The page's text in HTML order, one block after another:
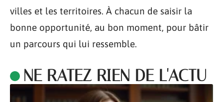
villes et les territoires. À chacun de saisir la
bonne opportunité, au bon moment, pour bâtir
un parcours qui lui ressemble.
NE RATEZ RIEN DE L'ACTU